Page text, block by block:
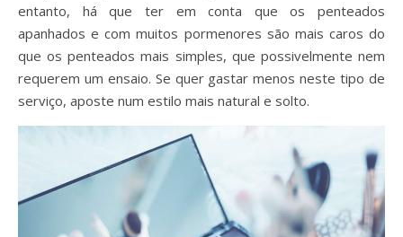
entanto, há que ter em conta que os penteados
apanhados e com muitos pormenores são mais caros do
que os penteados mais simples, que possivelmente nem
requerem um ensaio. Se quer gastar menos neste tipo de
serviço, aposte num estilo mais natural e solto.